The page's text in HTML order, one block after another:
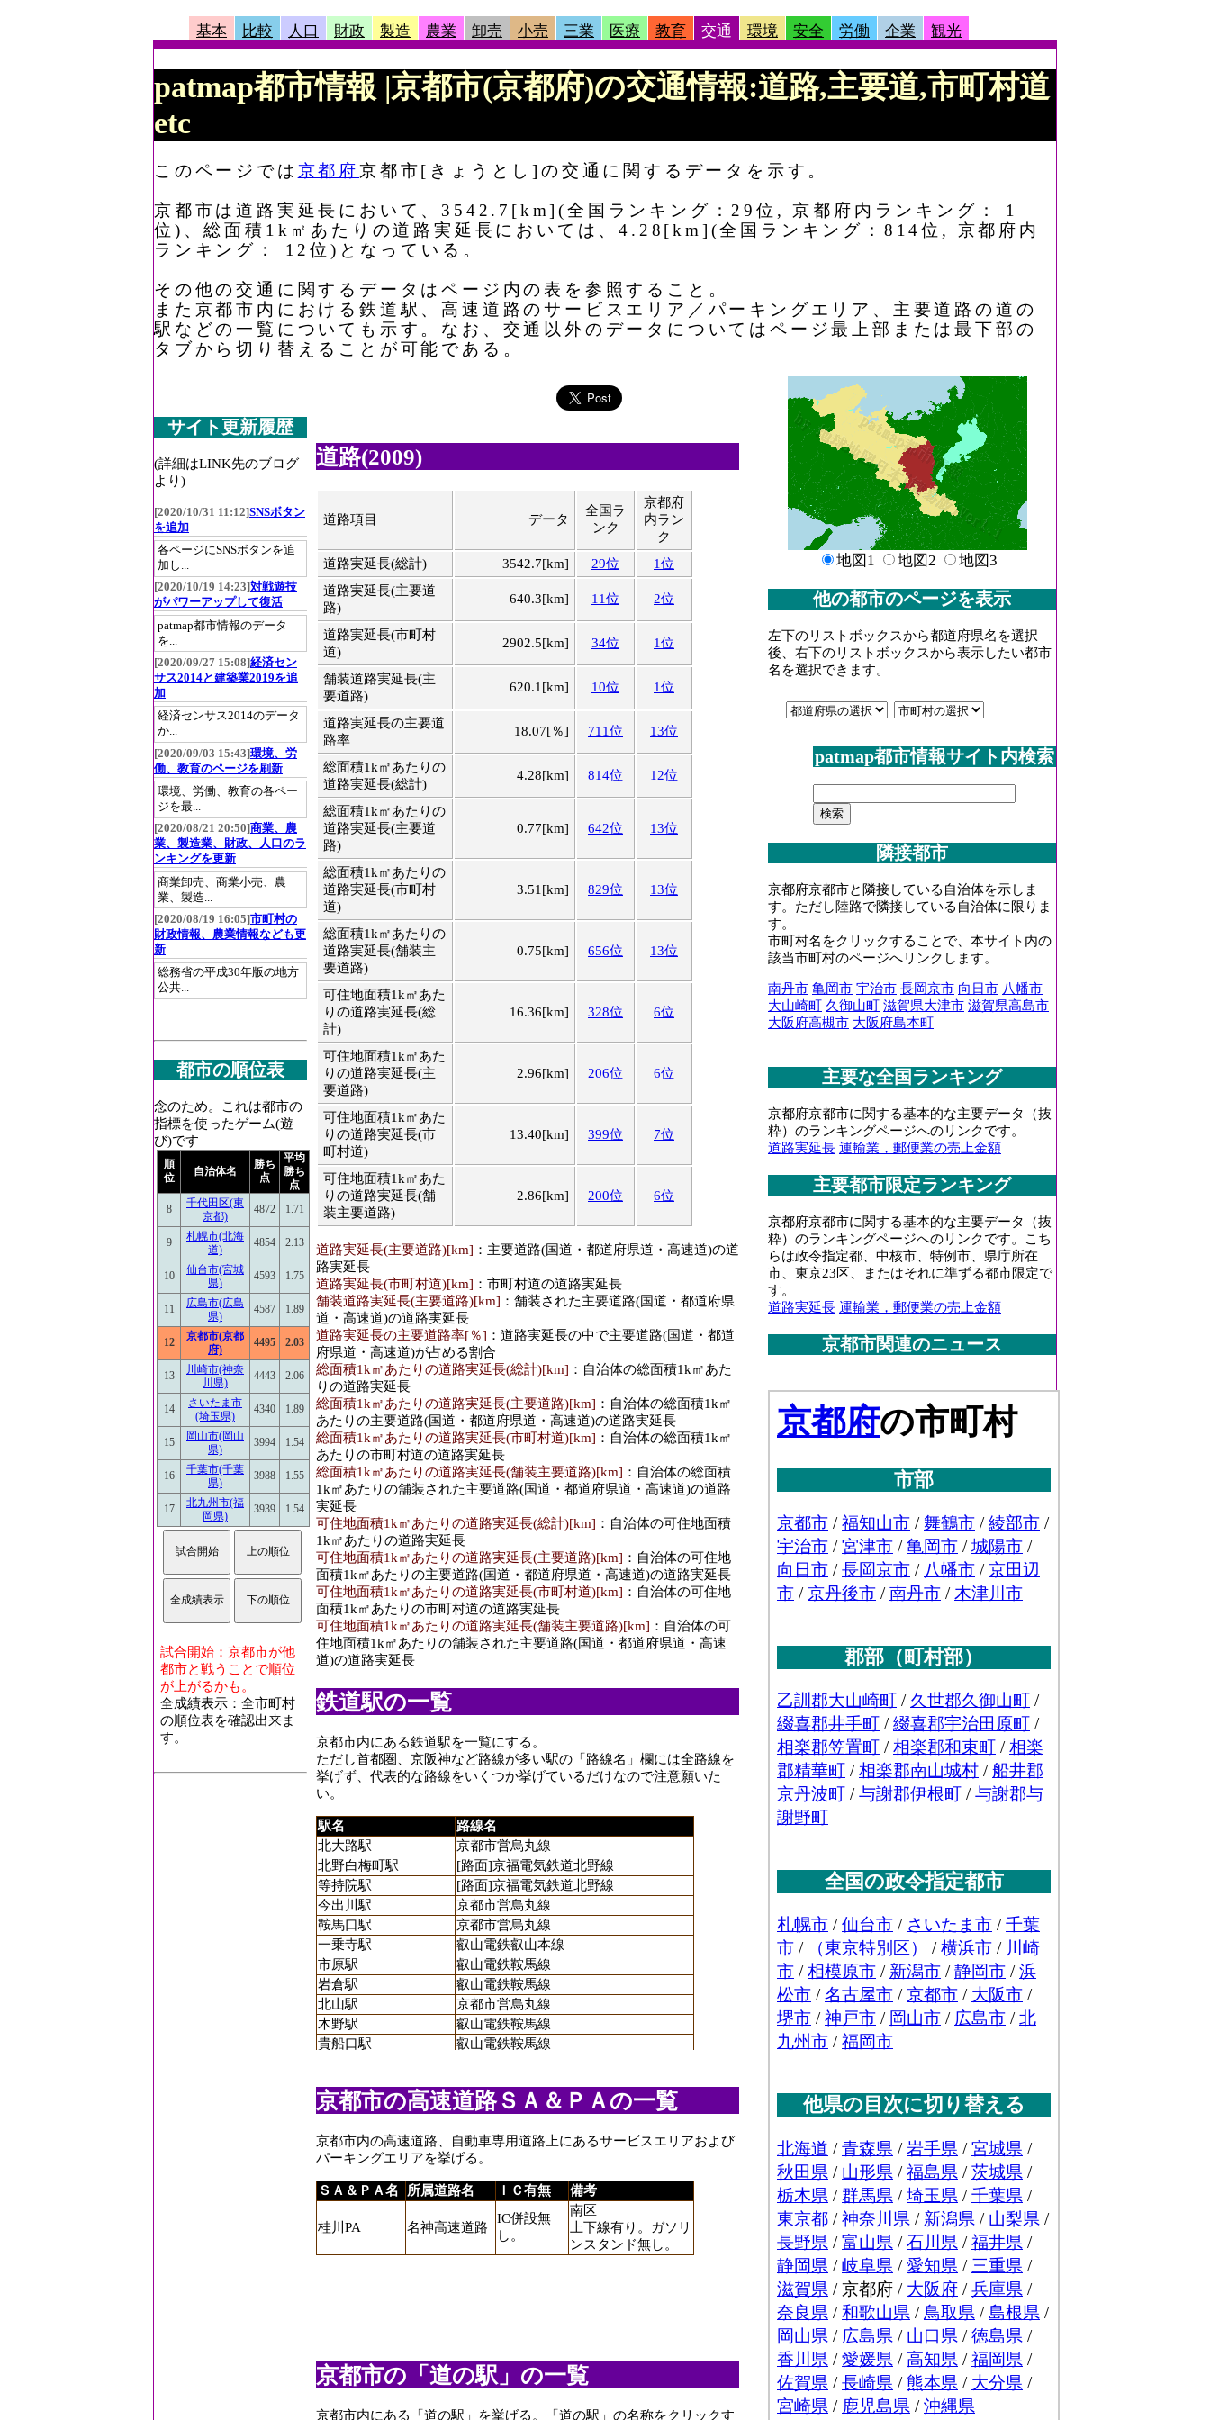
基本 比較 人口 財政 製造 農業 卸売 小売 三業 医療 教育 交通 環境 安全 労働 企業 観光
patmap都市情報 |京都市(京都府)の交通情報:道路,主要道,市町村道
etc
このページでは 京都府京都市[きょうとし]の交通に関するデータを示す。
京都市は道路実延長において、3542.7[km](全国ランキング：29位, 京都府内ランキング： 1
位)、総面積1k㎡あたりの道路実延長においては、4.28[km](全国ランキング：814位, 京都府内
ランキング： 12位)となっている。
その他の交通に関するデータはページ内の表を参照すること。
また京都市内における鉄道駅、高速道路のサービスエリア／パーキングエリア、主要道路の道の
駅などの一覧についても示す。なお、交通以外のデータについてはページ最上部または最下部の
タブから切り替えることが可能である。
道路(2009)
道路項目 データ
全国ラ
ンク
京都府
内ラン
ク
道路実延長(総計)
3542.7[km] 29位
1位
道路実延長(主要道
路)
640.3[km] 11位 2位
道路実延長(市町村
道)
2902.5[km] 34位 1位
舗装道路実延長(主
要道路)
620.1[km] 10位 1位
道路実延長の主要道
路率
18.07[％] 711位 13位
総面積1k㎡あたりの
道路実延長(総計)
4.28[km] 814位 12位
総面積1k㎡あたりの
道路実延長(主要道
路)
0.77[km] 642位 13位
総面積1k㎡あたりの
道路実延長(市町村
道)
3.51[km] 829位 13位
総面積1k㎡あたりの
道路実延長(舗装主
要道路)
0.75[km] 656位 13位
可住地面積1k㎡あた
りの道路実延長(総
計)
16.36[km] 328位 6位
可住地面積1k㎡あた
りの道路実延長(主
要道路)
2.96[km] 206位 6位
可住地面積1k㎡あた
りの道路実延長(市
町村道)
13.40[km] 399位 7位
可住地面積1k㎡あた
りの道路実延長(舗
装主要道路)
2.86[km] 200位 6位
道路実延長(主要道路)[km] ：主要道路(国道・都道府県道・高速道)の道
路実延長
道路実延長(市町村道)[km] ：市町村道の道路実延長
舗装道路実延長(主要道路)[km] ：舗装された主要道路(国道・都道府県
道・高速道)の道路実延長
道路実延長の主要道路率[％] ：道路実延長の中で主要道路(国道・都道
府県道・高速道)が占める割合
総面積1k㎡あたりの道路実延長(総計)[km] ：自治体の総面積1k㎡あた
りの道路実延長
総面積1k㎡あたりの道路実延長(主要道路)[km] ：自治体の総面積1k㎡
あたりの主要道路(国道・都道府県道・高速道)の道路実延長
総面積1k㎡あたりの道路実延長(市町村道)[km] ：自治体の総面積1k㎡
あたりの市町村道の道路実延長
総面積1k㎡あたりの道路実延長(舗装主要道路)[km] ：自治体の総面積
1k㎡あたりの舗装された主要道路(国道・都道府県道・高速道)の道路
実延長
可住地面積1k㎡あたりの道路実延長(総計)[km] ：自治体の可住地面積
1k㎡あたりの道路実延長
可住地面積1k㎡あたりの道路実延長(主要道路)[km] ：自治体の可住地
面積1k㎡あたりの主要道路(国道・都道府県道・高速道)の道路実延長
可住地面積1k㎡あたりの道路実延長(市町村道)[km] ：自治体の可住地
面積1k㎡あたりの市町村道の道路実延長
可住地面積1k㎡あたりの道路実延長(舗装主要道路)[km] ：自治体の可
住地面積1k㎡あたりの舗装された主要道路(国道・都道府県道・高速
道)の道路実延長
鉄道駅の一覧
京都市内にある鉄道駅を一覧にする。
ただし首都圏、京阪神など路線が多い駅の「路線名」欄には全路線を
挙げず、代表的な路線をいくつか挙げているだけなので注意願いた
い。
駅名
路線名
北大路駅
京都市営烏丸線
北野白梅町駅
[路面]京福電気鉄道北野線
等持院駅
[路面]京福電気鉄道北野線
今出川駅
京都市営烏丸線
鞍馬口駅
京都市営烏丸線
一乗寺駅
叡山電鉄叡山本線
市原駅
叡山電鉄鞍馬線
岩倉駅
叡山電鉄鞍馬線
北山駅
京都市営烏丸線
木野駅
叡山電鉄鞍馬線
貴船口駅
叡山電鉄鞍馬線
ケーブル比叡駅
[ケーブル]京福電気鉄道鋼索線
国際会館駅
京都市営烏丸線
山門駅
[ケーブル]鞍馬山鋼索鉄道
修学院駅
叡山電鉄叡山本線
神宮丸太町駅
京阪鴨東線
宝ヶ池駅
叡山電鉄叡山本線
叡山電鉄鞍馬線
多宝塔駅
[ケーブル]鞍馬山鋼索鉄道
八幡前駅
叡山電鉄鞍馬線
三宅八幡駅
叡山電鉄叡山本線
京都市の高速道路ＳＡ＆ＰＡの一覧
京都市内の高速道路、自動車専用道路上にあるサービスエリアおよび
パーキングエリアを挙げる。
ＳＡ＆ＰＡ名 所属道路名 ＩＣ有無 備考
桂川PA 名神高速道路
IC併設無
し。
南区
上下線有り。ガソリ
ンスタンド無し。
京都市の「道の駅」の一覧
京都市内にある「道の駅」を挙げる。「道の駅」の名称をクリックす
サイト更新履歴
(詳細はLINK先のブログ
より)
[2020/10/31 11:12]SNSボタン
を追加
各ページにSNSボタンを追
加し...
[2020/10/19 14:23]対戦遊技
がパワーアップして復活
patmap都市情報のデータ
を...
[2020/09/27 15:08]経済セン
サス2014と建築業2019を追
加
経済センサス2014のデータ
か...
[2020/09/03 15:43]環境、労
働、教育のページを刷新
環境、労働、教育の各ペー
ジを最...
[2020/08/21 20:50]商業、農
業、製造業、財政、人口のラ
ンキングを更新
商業卸売、商業小売、農
業、製造...
[2020/08/19 16:05]市町村の
財政情報、農業情報なども更
新
総務省の平成30年版の地方
公共...
都市の順位表
念のため。これは都市の
指標を使ったゲーム(遊
び)です
順
位
自治体名
勝ち
点
平均
勝ち
点
8
千代田区(東
京都)
4872 1.71
9
札幌市(北海
道)
4854 2.13
10
仙台市(宮城
県)
4593 1.75
11
広島市(広島
県)
4587 1.89
12
京都市(京都
府)
4495 2.03
13
川崎市(神奈
川県)
4443 2.06
14
さいたま市
(埼玉県)
4340 1.89
15
岡山市(岡山
県)
3994 1.54
16
千葉市(千葉
県)
3988 1.55
17
北九州市(福
岡県)
3939 1.54
試合開始：京都市が他
都市と戦うことで順位
が上がるかも。
全成績表示：全市町村
の順位表を確認出来ま
す。
地図1 地図2 地図3
他の都市のページを表示
左下のリストボックスから都道府県名を選択
後、右下のリストボックスから表示したい都市
名を選択できます。
patmap都市情報サイト内検索
隣接都市
京都府京都市と隣接している自治体を示しま
す。ただし陸路で隣接している自治体に限りま
す。
市町村名をクリックすることで、本サイト内の
該当市町村のページへリンクします。
南丹市 亀岡市 宇治市 長岡京市 向日市 八幡市
大山崎町 久御山町 滋賀県大津市 滋賀県高島市
大阪府高槻市 大阪府島本町
主要な全国ランキング
京都府京都市に関する基本的な主要データ（抜
粋）のランキングページへのリンクです。
道路実延長 運輸業，郵便業の売上金額
主要都市限定ランキング
京都府京都市に関する基本的な主要データ（抜
粋）のランキングページへのリンクです。こち
らは政令指定都、中核市、特例市、県庁所在
市、東京23区、またはそれに準ずる都市限定で
す。
道路実延長 運輸業，郵便業の売上金額
京都市関連のニュース